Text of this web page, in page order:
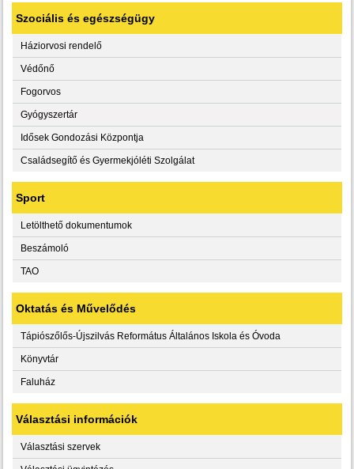
Szociális és egészségügy
Háziorvosi rendelő
Védőnő
Fogorvos
Gyógyszertár
Idősek Gondozási Központja
Családsegítő és Gyermekjóléti Szolgálat
Sport
Letölthető dokumentumok
Beszámoló
TAO
Oktatás és Művelődés
Tápiószőlős-Újszilvás Református Általános Iskola és Óvoda
Könyvtár
Faluház
Választási információk
Választási szervek